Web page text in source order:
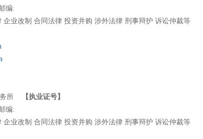
编:
企业改制 合同法律 投资并购 涉外法律 刑事辩护 诉讼仲裁等
务所
【执业证号】
编:
企业改制 合同法律 投资并购 涉外法律 刑事辩护 诉讼仲裁等